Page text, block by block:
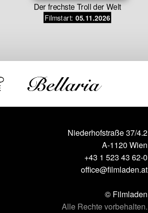
Der frechste Troll der Welt
Filmstart: 05.11.2026
Niederhofstraße 37/4.2
A-1120 Wien
+43 1 523 43 62-0
office@filmladen.at
© Filmladen
Alle Rechte vorbehalten.